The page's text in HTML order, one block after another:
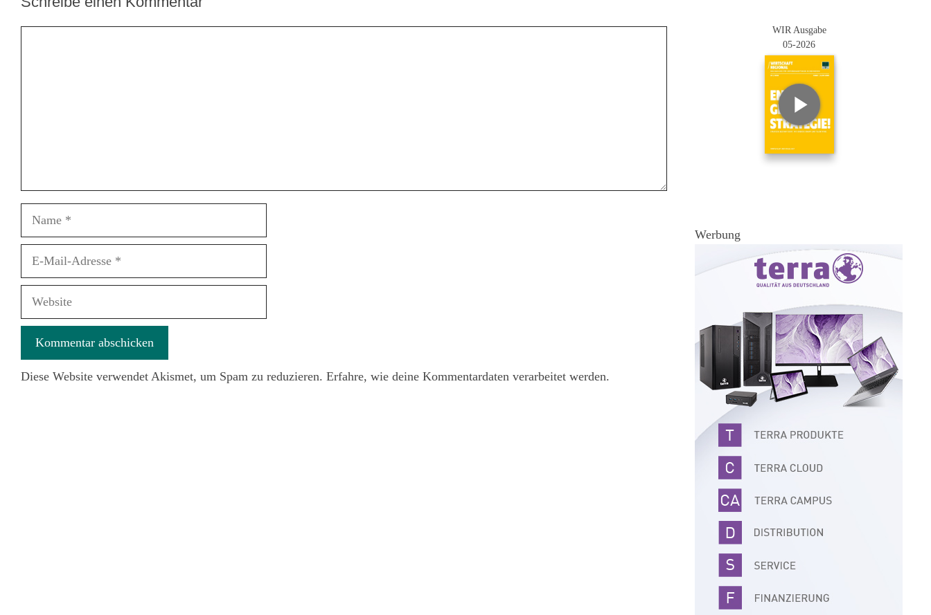
Name
Website
Diese Website verwendet Akismet, um Spam zu reduzieren. Erfahre, wie deine Kommentardaten verarbeitet werden.
WIR Ausgabe
05-2026
Werbung